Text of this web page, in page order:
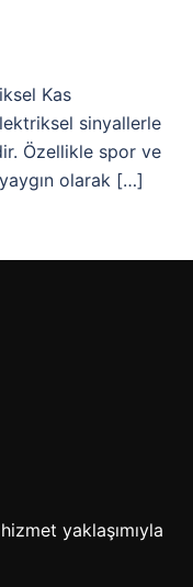
Kas
sinyallerle
Özellikle spor ve
olarak […]
yaklaşımıyla